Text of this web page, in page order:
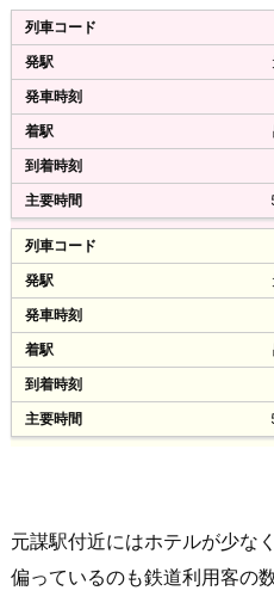
元謀駅付近にはホテルが少な
偏っているのも鉄道利用客の